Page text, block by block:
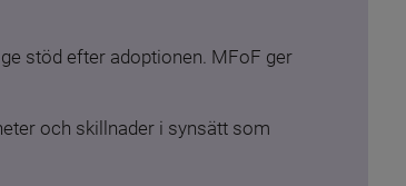
stöd efter adoptionen. MFoF ger
och skillnader i synsätt som